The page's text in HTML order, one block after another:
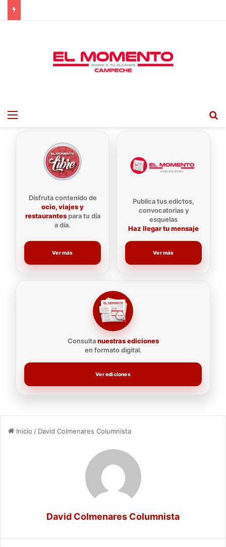
Menu
Disfruta contenido de
ocio, viajes y
restaurantespara tu día
a día.
Ver más
Consultanuestras ediciones
en formato digital.
Ver ediciones
Publica tus edictos,
convocatorias y
esquelas
Haz llegar tu mensaje
Ver más
Inicio / David Colmenares Columnista
David Colmenares Columnista